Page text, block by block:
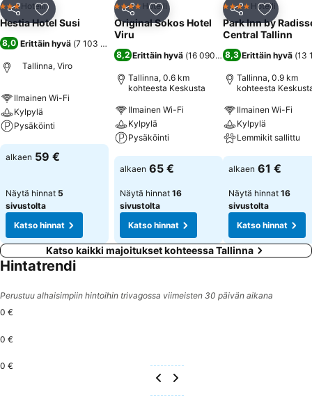
Jaa Lisää suosikkeihin
3 Tähtiluokitus
Hotelli
Hestia Hotel Susi
8,0 Erittäin hyvä (7 103 arviota
Tallinna, Viro
Ilmainen Wi-Fi
Kylpylä
Pysäköinti
Katso hinnat
alkaen 59 €
Näytä hinnat 5
sivustolta
Katso hinnat
Jaa Lisää suosikkeihin
4 Tähtiluokitus
Hotelli
Original Sokos Hotel
Viru
8,2 Erittäin hyvä (16 090 arviota)
Tallinna, 0.6 km
kohteesta Keskusta
Ilmainen Wi-Fi
Kylpylä
Pysäköinti
Katso hinnat
alkaen 65 €
Näytä hinnat 16
sivustolta
Katso hinnat
Jaa Lisää
4 Tähtiluokitus
Hotelli
Park Inn by
Central Tallinn
8,3 Erittäin hyvä (13
Tallinna, 0.9 km
kohteesta
Ilmainen Wi-Fi
Kylpylä
Lemmikit sallittu
Katso hinnat
alkaen 61 €
Näytä hinnat 16
sivustolta
Katso hinnat
Katso kaikki majoitukset kohteessa Tallinna
Hintatrendi
Perustuu alhaisimpiin hintoihin trivagossa viimeisten 30 päivän aikana
0 €
0 €
0 €